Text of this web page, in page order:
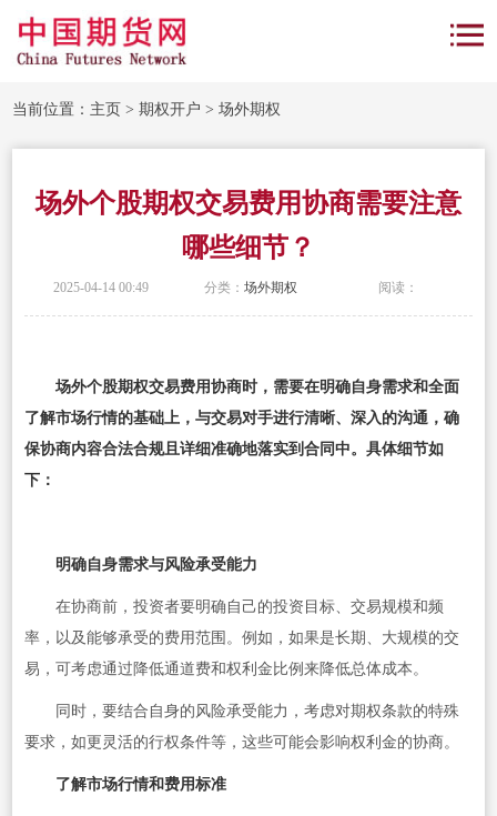
当前位置： 主页 >期权开户 >场外期权
场外个股期权交易费用协商需要注意
哪些细节？
2025-04-14 00:49 分类： 场外期权 阅读：
场外个股期权交易费用协商时，需要在明确自身需求和全面
了解市场行情的基础上，与交易对手进行清晰、深入的沟通，确
保协商内容合法合规且详细准确地落实到合同中。具体细节如
下：
明确自身需求与风险承受能力
在协商前，投资者要明确自己的投资目标、交易规模和频
率，以及能够承受的费用范围。例如，如果是长期、大规模的交
易，可考虑通过降低通道费和权利金比例来降低总体成本。
同时，要结合自身的风险承受能力，考虑对期权条款的特殊
要求，如更灵活的行权条件等，这些可能会影响权利金的协商。
了解市场行情和费用标准